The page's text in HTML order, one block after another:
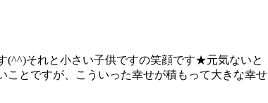
(^^)それと小さい子供ですの笑顔です★元気ないと
ことですが、こういった幸せが積もって大きな幸せ